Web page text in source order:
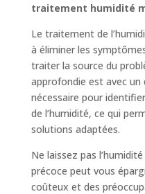
traitement humidité
Le traitement de
à éliminer les
traiter la source du
approfondie est avec
nécessaire pour
de l’humidité, ce qui
solutions adaptées.
Ne laissez pas
précoce peut vous
coûteux et des